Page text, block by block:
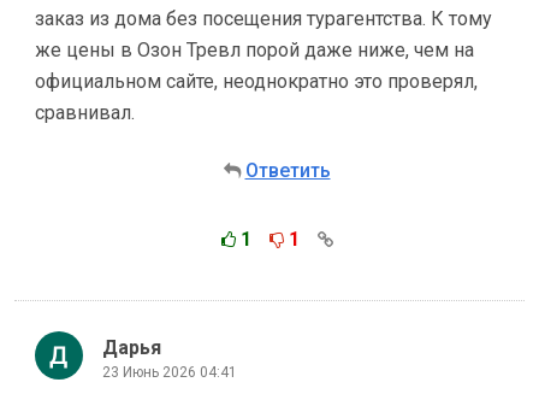
заказ из дома без посещения турагентства. К тому
же цены в Озон Тревл порой даже ниже, чем на
официальном сайте, неоднократно это проверял,
сравнивал.
Ответить
1 1
Дарья
23 Июнь 2026 04:41